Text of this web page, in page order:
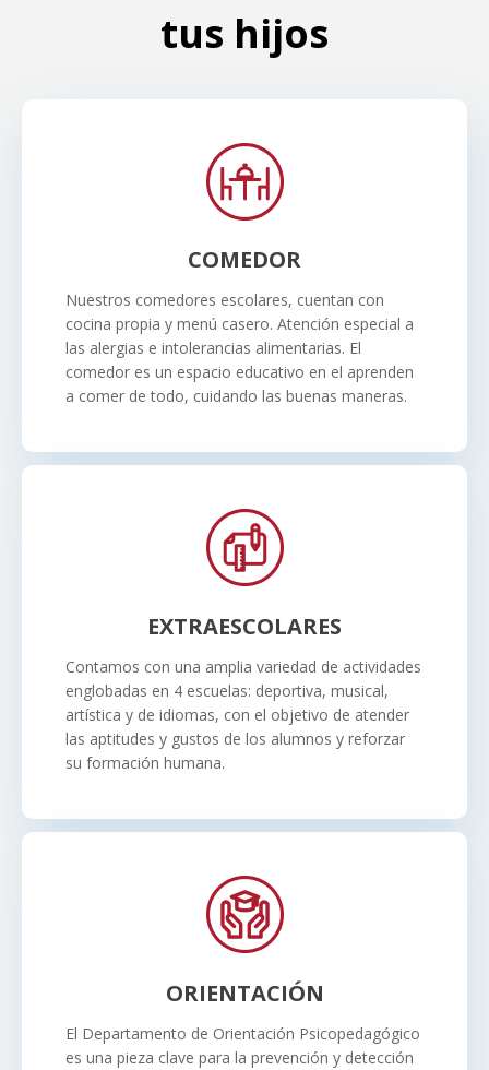
tus hijos
COMEDOR
Nuestros comedores escolares, cuentan con
cocina propia y menú casero. Atención especial a
las alergias e intolerancias alimentarias. El
comedor es un espacio educativo en el aprenden
a comer de todo, cuidando las buenas maneras.
EXTRAESCOLARES
Contamos con una amplia variedad de actividades
englobadas en 4 escuelas: deportiva, musical,
artística y de idiomas, con el objetivo de atender
las aptitudes y gustos de los alumnos y reforzar
su formación humana.
ORIENTACIÓN
El Departamento de Orientación Psicopedagógico
es una pieza clave para la prevención y detección